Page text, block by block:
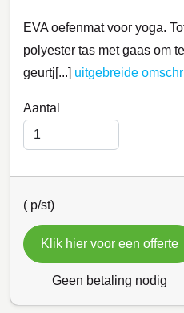
EVA oefenmat voor yoga.
polyester tas met gaas om
geurtj[...] uitgebreide
Aantal
( p/st)
Klik hier voor een offerte
Geen betaling nodig